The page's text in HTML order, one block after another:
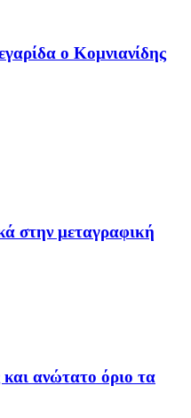
ο Κομνιανίδης
στην μεταγραφική
ανώτατο όριο τα